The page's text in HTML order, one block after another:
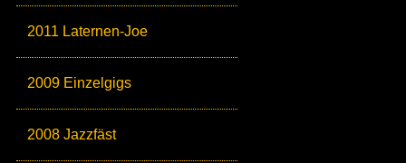
2011 Laternen-Joe
2009 Einzelgigs
2008 Jazzfäst